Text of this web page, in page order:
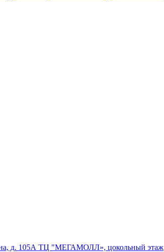
д. 105А ТЦ "МЕГАМОЛЛ», цокольный этаж